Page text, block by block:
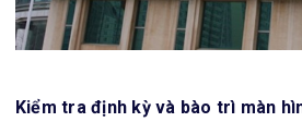
Kiểm tra định kỳ và bào trì màn